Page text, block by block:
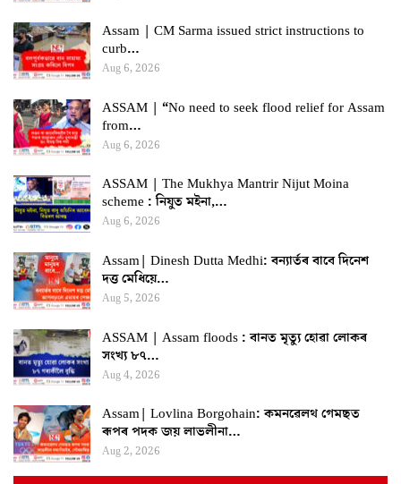
Assam | CM Sarma issued strict instructions to
curb…
Aug 6, 2026
ASSAM | “No need to seek flood relief for Assam
from…
Aug 6, 2026
ASSAM | The Mukhya Mantrir Nijut Moina
scheme : নিযুত মইনা,…
Aug 6, 2026
Assam| Dinesh Dutta Medhi: বন্যাৰ্তৰ বাবে দিনেশ
দত্ত মেধিয়ে…
Aug 5, 2026
ASSAM | Assam floods : বানত মৃত্যু হোৱা লোকৰ
সংখ্য ৮৭…
Aug 4, 2026
Assam| Lovlina Borgohain: কমনৱেলথ গেমছত
ৰূপৰ পদক জয় লাভলীনা…
Aug 2, 2026